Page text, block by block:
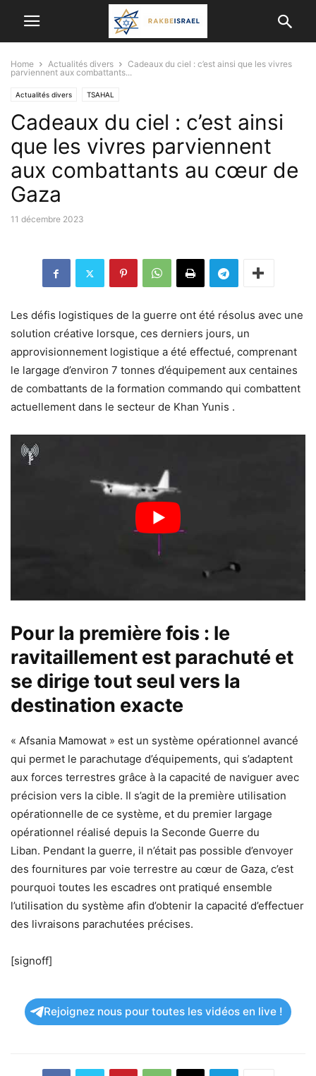
Home Actualités divers
Cadeaux du ciel : c’est ainsi que les vivres
parviennent aux combattants...
Actualités divers TSAHAL
Cadeaux du ciel : c’est ainsi
que les vivres parviennent
aux combattants au cœur de
Gaza
11 décembre 2023
Les défis logistiques de la guerre ont été résolus avec une
solution créative lorsque, ces derniers jours, un
approvisionnement logistique a été effectué, comprenant
le largage d’environ 7 tonnes d’équipement aux centaines
de combattants de la formation commando qui combattent
actuellement dans le secteur de Khan Yunis .
Pour la première fois : le
ravitaillement est parachuté et
se dirige tout seul vers la
destination exacte
« Afsania Mamowat » est un système opérationnel avancé
qui permet le parachutage d’équipements, qui s’adaptent
aux forces terrestres grâce à la capacité de naviguer avec
précision vers la cible. Il s’agit de la première utilisation
opérationnelle de ce système, et du premier largage
opérationnel réalisé depuis la Seconde Guerre du
Liban. Pendant la guerre, il n’était pas possible d’envoyer
des fournitures par voie terrestre au cœur de Gaza, c’est
pourquoi toutes les escadres ont pratiqué ensemble
l’utilisation du système afin d’obtenir la capacité d’effectuer
des livraisons parachutées précises.
[signoff]
Rejoignez nous pour toutes les vidéos en live !